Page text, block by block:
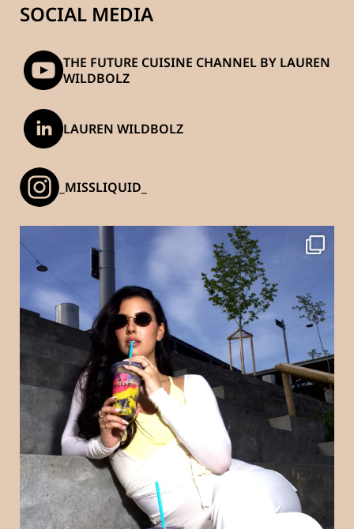
SOCIAL MEDIA
THE FUTURE CUISINE CHANNEL BY LAUREN
WILDBOLZ
LAUREN WILDBOLZ
_MISSLIQUID_